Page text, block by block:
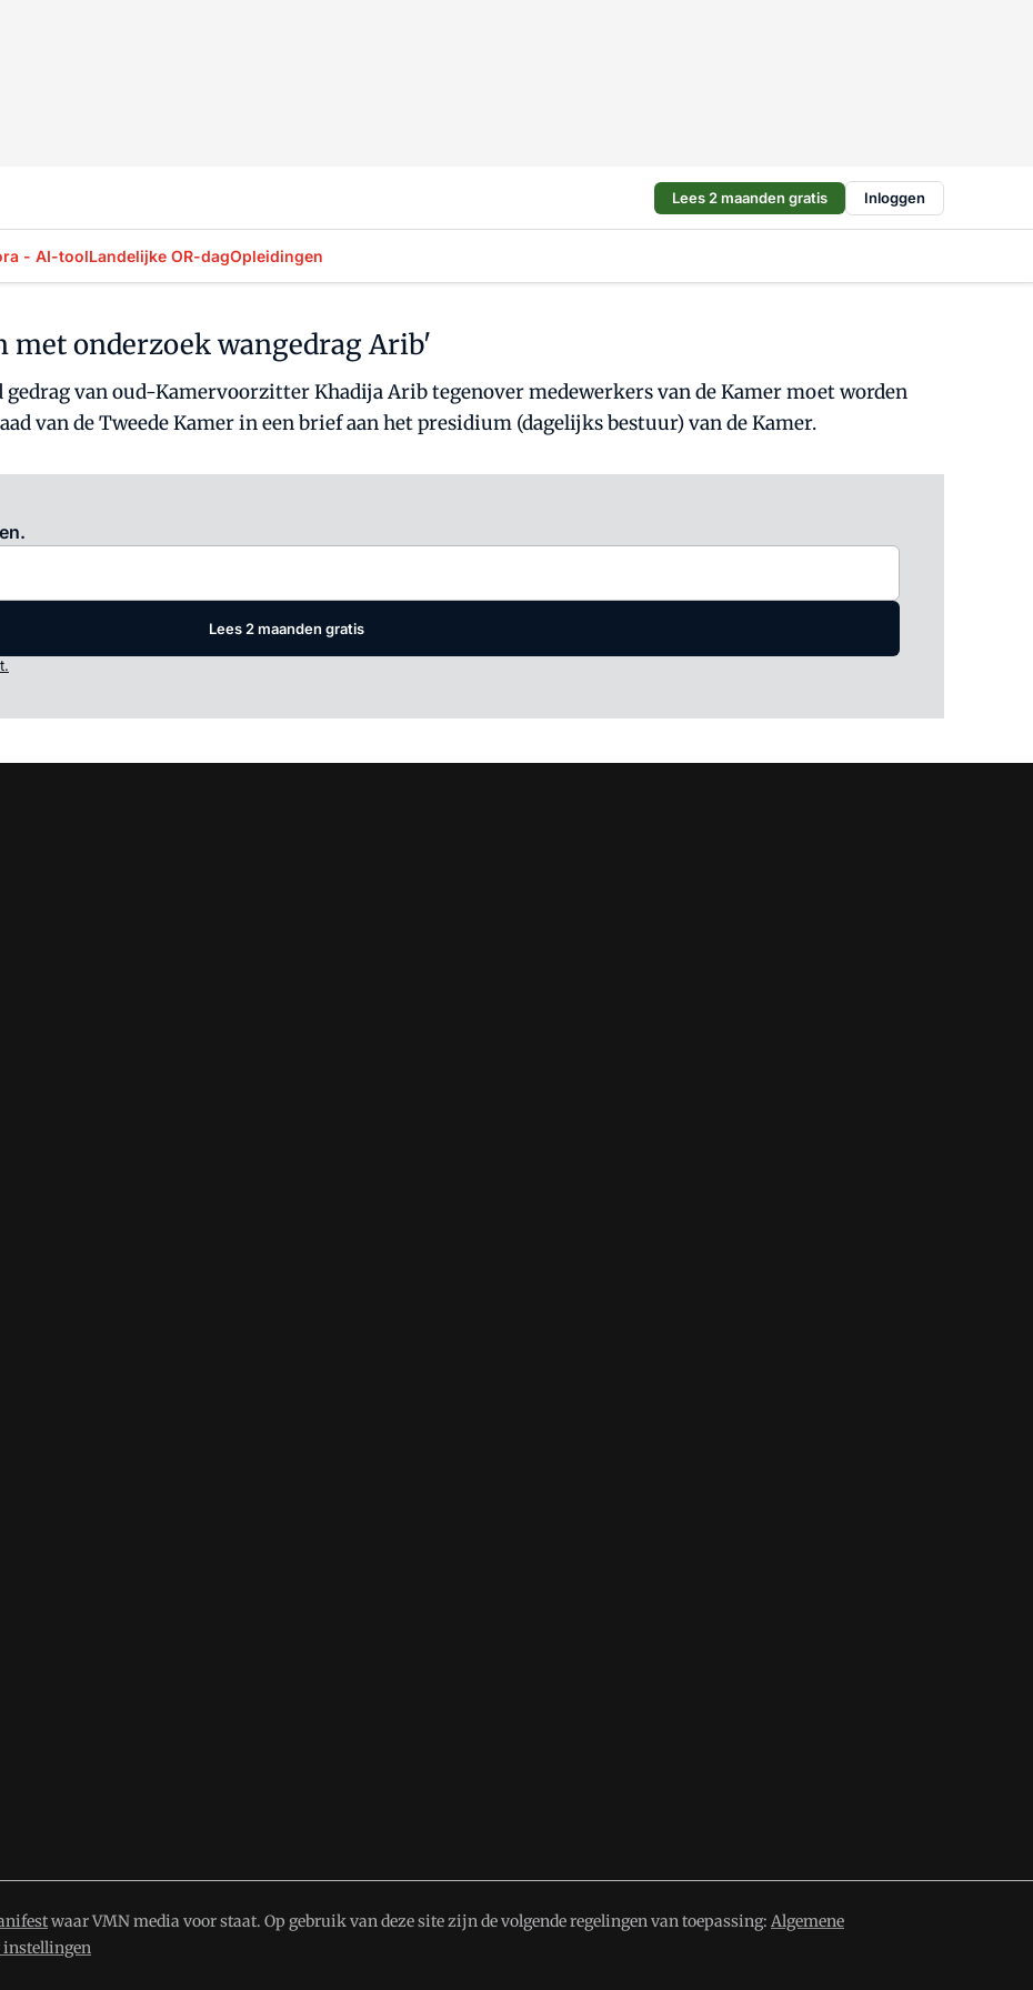
Lees 2 maanden gratis Inloggen
- AI-toolLandelijke OR-dagOpleidingen
met onderzoek wangedrag Arib'
van oud-Kamervoorzitter Khadija Arib tegenover medewerkers van de Kamer moet worden
van de Tweede Kamer in een brief aan het presidium (dagelijks bestuur) van de Kamer.
Lees 2 maanden gratis
waar VMN media voor staat. Op gebruik van deze site zijn de volgende regelingen van toepassing: Algemene
instellingen